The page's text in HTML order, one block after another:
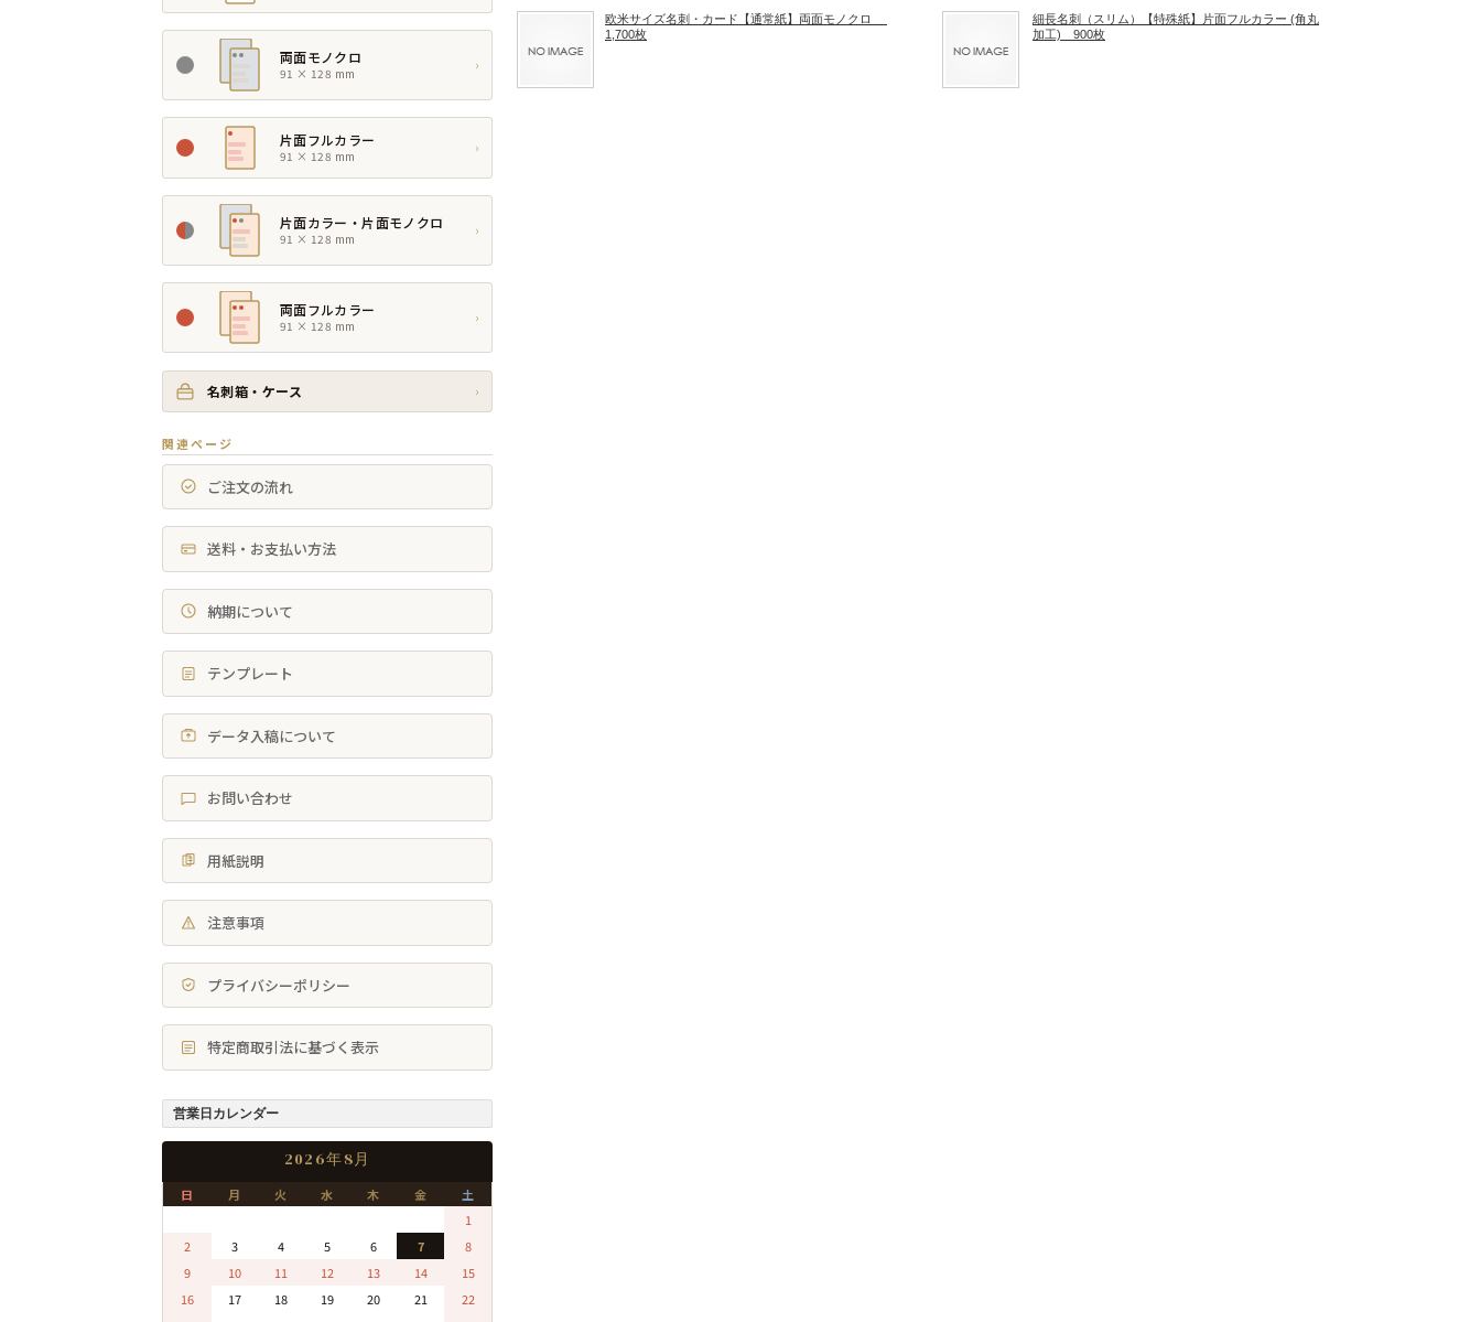
欧米サイズ名刺・カード【通常紙】両面モノクロ
1,700枚
細長名刺（スリム）【特殊紙】片面フルカラー (角丸
加工) 900枚
両面モノクロ
91 × 128 mm
›
片面フルカラー
91 × 128 mm
›
片面カラー・片面モノクロ
91 × 128 mm
›
両面フルカラー
91 × 128 mm
›
名刺箱・ケース ›
関連ページ
ご注文の流れ
送料・お支払い方法
納期について
テンプレート
データ入稿について
お問い合わせ
用紙説明
注意事項
プライバシーポリシー
特定商取引法に基づく表示
営業日カレンダー
2026年8月
日 月 火 水 木 金
土
1
2
3 4 5 6 7
8
9
10 11 12 13 14
15
16
17 18 19 20 21
22